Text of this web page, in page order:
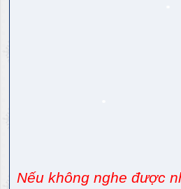
Nếu không nghe được